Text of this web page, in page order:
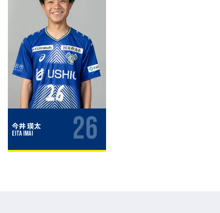
今井 瑛太
Eita Imai 26